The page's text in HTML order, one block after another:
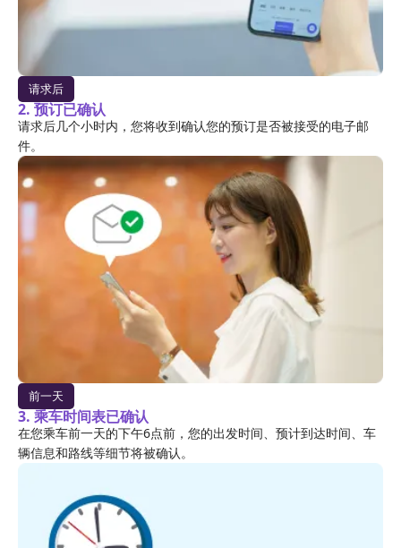
请求后
2. 预订已确认
请求后几个小时内，您将收到确认您的预订是否被接受的电子邮
件。
前一天
3. 乘车时间表已确认
在您乘车前一天的下午6点前，您的出发时间、预计到达时间、车
辆信息和路线等细节将被确认。